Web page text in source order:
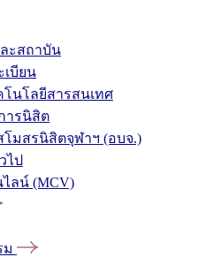
ะสถาบัน
เบียน
นโลยีสารสนเทศ
ารนิสิต
โมสรนิสิตจุฬาฯ (อบจ.)
ไป
ลน์ (MCV)
ม